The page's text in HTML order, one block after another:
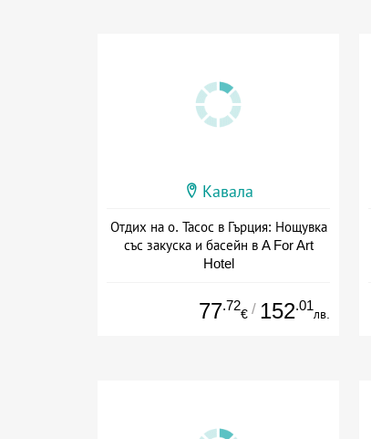
Кавала
Отдих на о. Тасос в Гърция: Нощувка
със закуска и басейн в A For Art
Hotel
77.72
€ / 152.01
лв.